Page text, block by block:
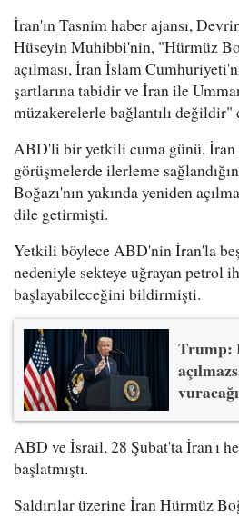
İran'ın Tasnim haber ajansı,
Hüseyin Muhibbi'nin, "Hürmüz
açılması, İran İslam
şartlarına tabidir ve İran ile
müzakerelerle bağlantılı değildir"
ABD'li bir yetkili cuma günü, İran
görüşmelerde ilerleme
Boğazı'nın yakında yeniden
dile getirmişti.
Yetkili böylece ABD'nin İran'la beş
nedeniyle sekteye uğrayan petrol
başlayabileceğini bildirmişti.
Trump:
ABD ve İsrail, 28 Şubat'ta İran'ı
başlatmıştı.
Saldırılar üzerine İran Hürmüz